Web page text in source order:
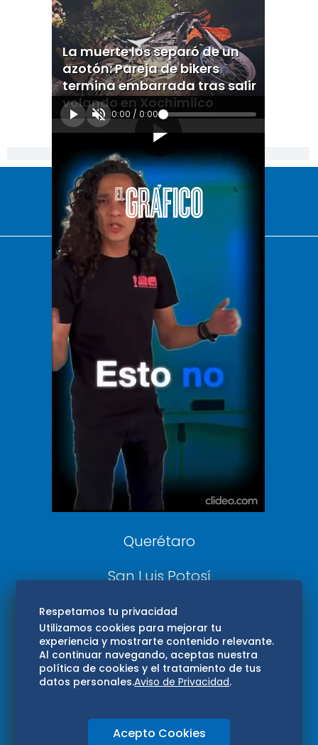
La muerte los separó de un
azotón: Pareja de bikers
termina embarrada tras salir
volando en Xochimilco
0:00 / 0:00
[Publicidad]
El Universal
Vive USA
Clase
De 10 sports
DeDinero
Confabulario
Aviso Oportuno
Consultas
Querétaro
San Luis Potosí
Edomex
Consultas
Hidalgo
Oaxaca
Respetamos tu privacidad
Utilizamos cookies para mejorar tu
experiencia y mostrarte contenido relevante.
Al continuar navegando, aceptas nuestra
política de cookies y el tratamiento de tus
datos personales.Aviso de Privacidad.
Acepto Cookies